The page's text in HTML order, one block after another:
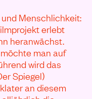
Menschlichkeit:
erlebt
heranwächst.
man auf
wird das
Spiegel)
an diesem